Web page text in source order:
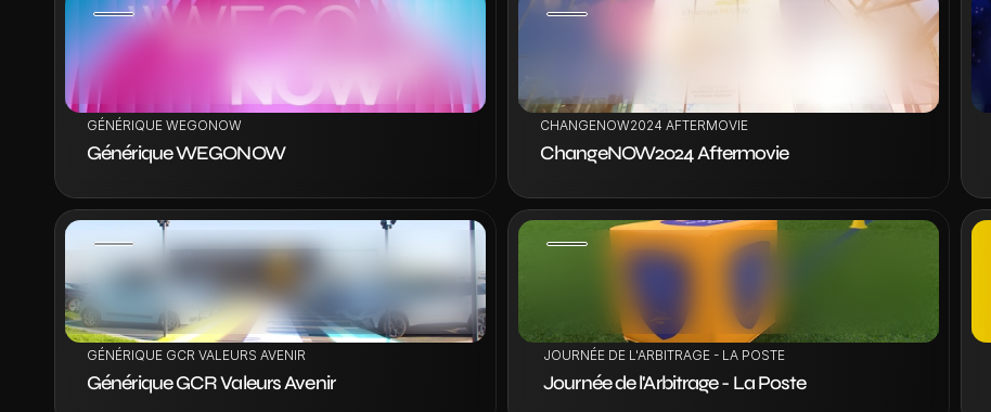
VOIR LE PROJET
GÉNÉRIQUE WEGONOW
Générique WEGONOW
CHANGENOW2024 AFTERMOVIE
ChangeNOW2024 Aftermovie
VOIR LE PROJET
GÉNÉRIQUE GCR VALEURS AVENIR
Générique GCR Valeurs Avenir
JOURNÉE DE L'ARBITRAGE - LA POSTE
Journée de l'Arbitrage - La Poste